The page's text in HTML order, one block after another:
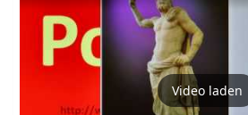
Video laden